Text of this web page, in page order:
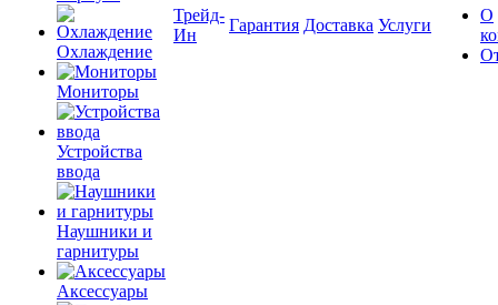
Охлаждение
Мониторы
Устройства
ввода
Наушники и
гарнитуры
Аксессуары
Трейд-
Ин
Гарантия Доставка Услуги
О